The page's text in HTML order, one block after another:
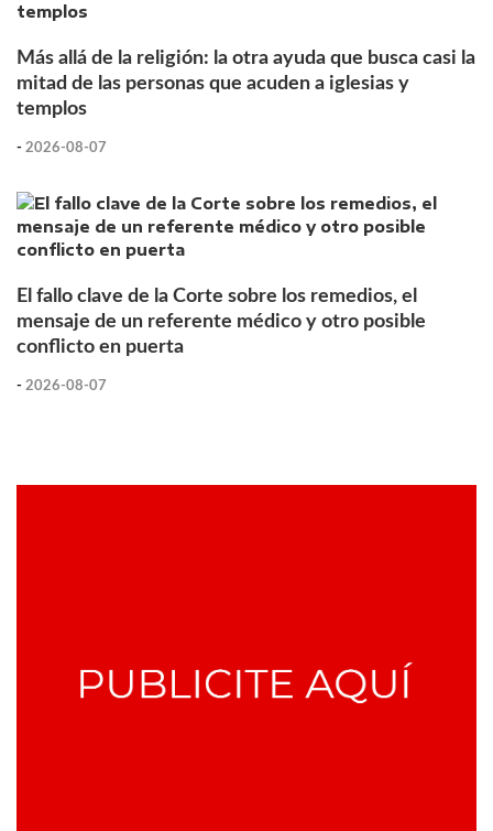
Más allá de la religión: la otra ayuda que busca casi la
mitad de las personas que acuden a iglesias y
templos
- 2026-08-07
El fallo clave de la Corte sobre los remedios, el
mensaje de un referente médico y otro posible
conflicto en puerta
- 2026-08-07